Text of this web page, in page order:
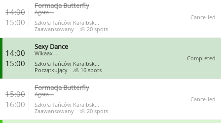
14:00
15:00
Formacja Butterfly
Agata --
Szkoła Tańców Karaibsk...
Zaawansowany
20 spots
Cancelled
14:00
15:00
Sexy Dance
Wikaax --
Szkoła Tańców Karaibsk...
Początkujący
16 spots
Completed
15:00
16:00
Formacja Butterfly
Agata --
Szkoła Tańców Karaibsk...
Zaawansowany
20 spots
Cancelled